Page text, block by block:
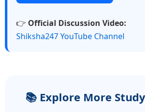
👉 Official Discussion Video:
Shiksha247 YouTube Channel
📚 Explore More